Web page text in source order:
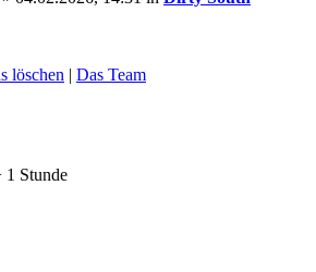
löschen | Das Team
Stunde